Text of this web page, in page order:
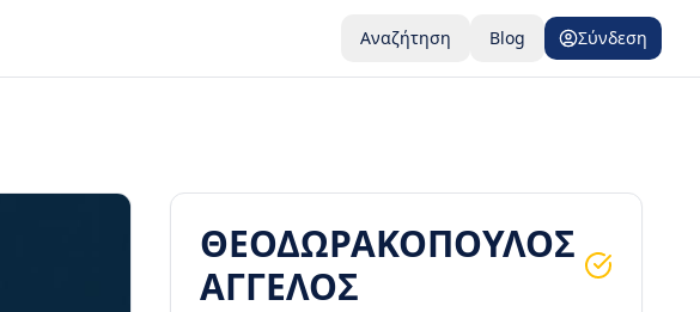
Αναζήτηση Blog Σύνδεση
ΘΕΟΔΩΡΑΚΟΠΟΥΛΟΣ
ΑΓΓΕΛΟΣ